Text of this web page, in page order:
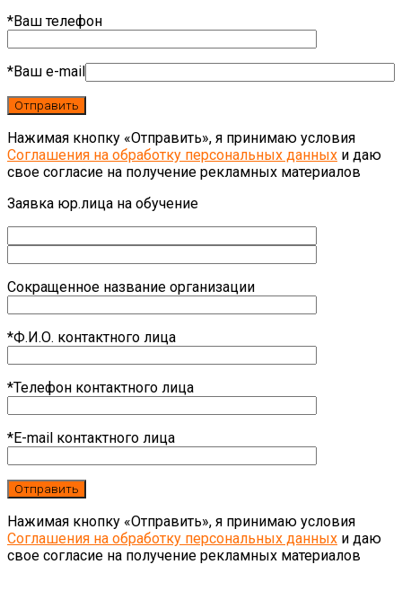
*Ваш телефон
*Ваш e-mail
Нажимая кнопку «Отправить», я принимаю условия
Соглашения на обработку персональных данных и даю
свое согласие на получение рекламных материалов
Заявка юр.лица на обучение
Сокращенное название организации
*Ф.И.О. контактного лица
*Телефон контактного лица
*E-mail контактного лица
Нажимая кнопку «Отправить», я принимаю условия
Соглашения на обработку персональных данных и даю
свое согласие на получение рекламных материалов